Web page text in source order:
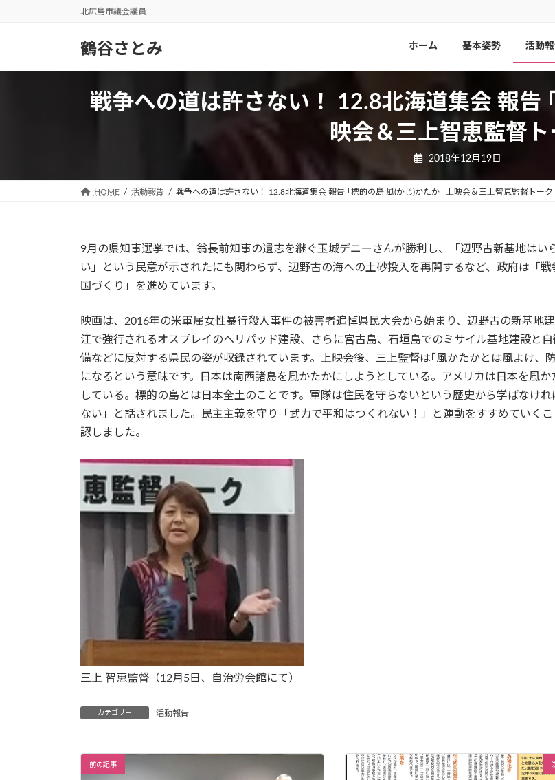
北広島市議会議員
鶴谷さとみ ホーム 基本姿勢 活動
戦争への道は許さない！ 12.8北海道集会 報告
映会＆三上智恵監督ト
2018年12月19日
HOME 活動報告 戦争への道は許さない！ 12.8北海道集会 報告 ｢標的の島 風(かじ)かたか｣ 上映会＆三上智恵監督トーク
9月の県知事選挙では、翁長前知事の遺志を継ぐ玉城デニーさんが勝利し、「辺野古新基地はい
い」という民意が示されたにも関わらず、辺野古の海への土砂投入を再開するなど、政府は「戦
国づくり」を進めています。
映画は、2016年の米軍属女性暴行殺人事件の被害者追悼県民大会から始まり、辺野古の新基地
江で強行されるオスプレイのヘリパッド建設、さらに宮古島、石垣島でのミサイル基地建設と
備などに反対する県民の姿が収録されています。上映会後、三上監督は｢風かたかとは風よけ、
になるという意味です。日本は南西諸島を風かたかにしようとしている。アメリカは日本を風か
している。標的の島とは日本全土のことです。軍隊は住民を守らないという歴史から学ばなけれ
ない」と話されました。民主主義を守り「武力で平和はつくれない！」と運動をすすめていくこ
認しました。
三上 智恵監督（12月5日、自治労会館にて）
カテゴリー 活動報告
前の記事